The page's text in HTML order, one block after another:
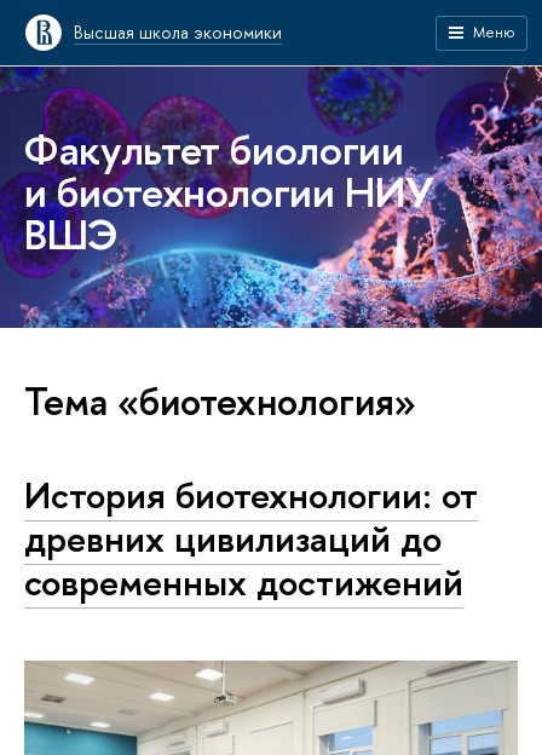
Высшая школа экономики Меню
Факультет биологии
и биотехнологии НИУ
ВШЭ
Тема «биотехнология»
История биотехнологии: от
древних цивилизаций до
современных достижений